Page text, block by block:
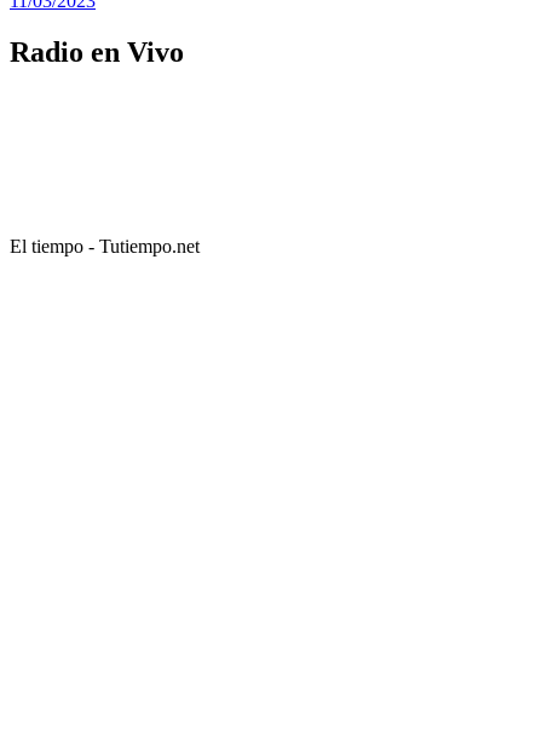
Radio en Vivo
El tiempo - Tutiempo.net